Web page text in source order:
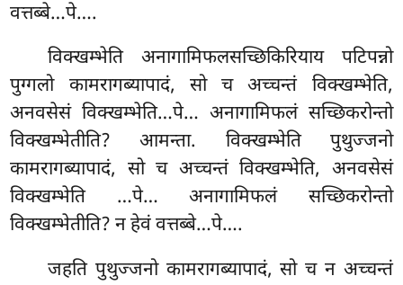
वत्तब्बे…पे….
विक्खम्भेति अनागामिफलसच्छिकिरियाय पटिपन्नो
पुग्गलो कामरागब्यापादं, सो च अच्चन्तं विक्खम्भेति,
अनवसेसं विक्खम्भेति…पे… अनागामिफलं सच्छिकरोन्तो
विक्खम्भेतीति? आमन्ता. विक्खम्भेति पुथुज्जनो
कामरागब्यापादं, सो च अच्चन्तंविक्खम्भेति, अनवसेसं
विक्खम्भेति …पे… अनागामिफलं सच्छिकरोन्तो
विक्खम्भेतीति? न हेवं वत्तब्बे…पे….
जहति पुथुज्जनो कामरागब्यापादं, सो च न अच्चन्तं